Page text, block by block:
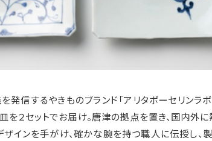
発信するやきものブランド「アリタポーセリンラ
を２セットでお届け。唐津の拠点を置き、国内外
ザインを手がけ、確かな腕を持つ職人に伝授し、